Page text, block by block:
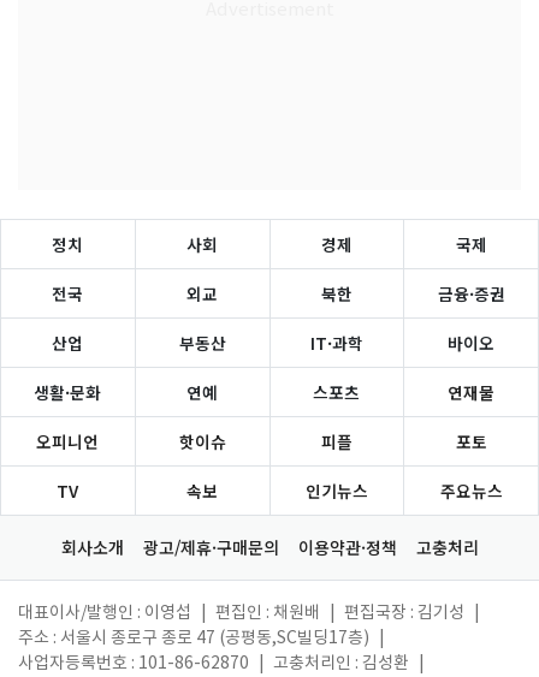
정치 사회 경제 국제
전국 외교 북한 금융·증권
산업 부동산 IT·과학 바이오
생활·문화 연예 스포츠 연재물
오피니언 핫이슈 피플 포토
TV 속보 인기뉴스 주요뉴스
회사소개 광고/제휴·구매문의 이용약관·정책 고충처리
대표이사/발행인 : 이영섭 편집인 : 채원배 편집국장 : 김기성
주소 : 서울시 종로구 종로 47 (공평동,SC빌딩17층)
사업자등록번호 : 101-86-62870
고충처리인 : 김성환